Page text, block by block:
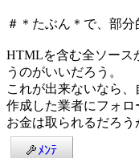
＃＊たぶん＊で、部分
HTMLを含む全ソース
うのがいいだろう。
これが出来ないなら、
作成した業者にフォロ
お金は取られるだろう
ﾒﾝﾃ